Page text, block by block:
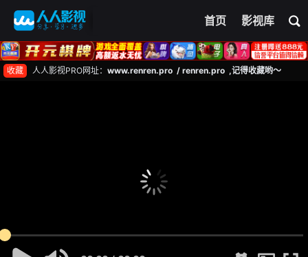
首页 影视库
收藏 人人影视PRO网址： www.renren.pro / renren.pro ,记得收藏哟～